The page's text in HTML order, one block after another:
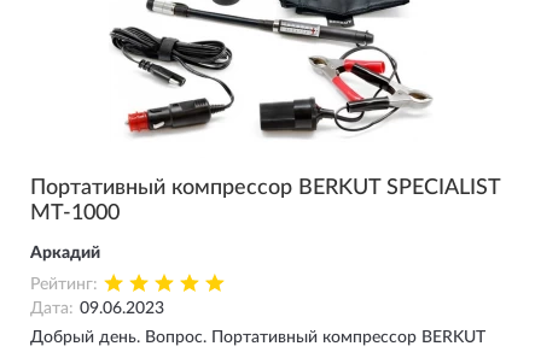
Портативный компрессор BERKUT SPECIALIST
MT-1000
Аркадий
Рейтинг:
Дата: 09.06.2023
Добрый день. Вопрос. Портативный компрессор BERKUT